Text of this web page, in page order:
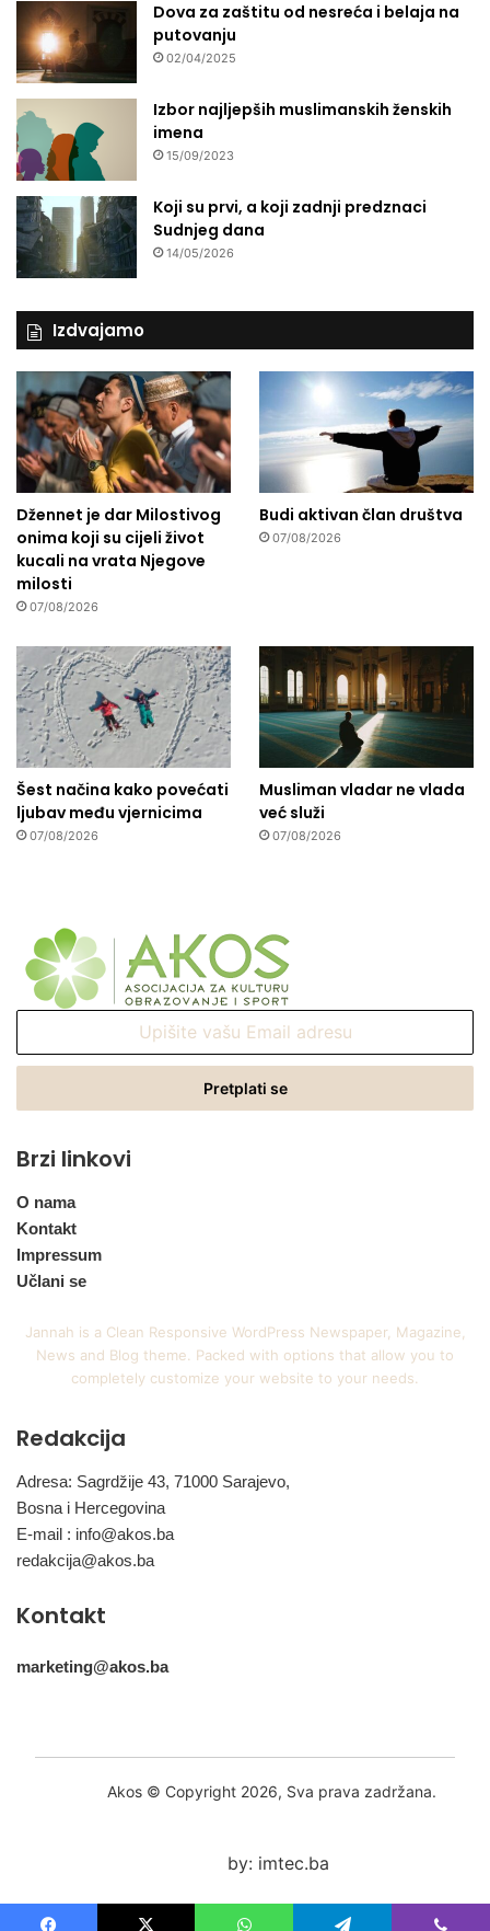
Dova za zaštitu od nesreća i belaja na
putovanju
02/04/2025
Izbor najljepših muslimanskih ženskih
imena
15/09/2023
Koji su prvi, a koji zadnji predznaci
Sudnjeg dana
14/05/2026
Izdvajamo
Džennet je dar Milostivog
onima koji su cijeli život
kucali na vrata Njegove
milosti
07/08/2026
Budi aktivan član društva
07/08/2026
Šest načina kako povećati
ljubav među vjernicima
07/08/2026
Musliman vladar ne vlada
već služi
07/08/2026
Email
Brzi linkovi
O nama
Kontakt
Impressum
Učlani se
Jannah is a Clean Responsive WordPress Newspaper, Magazine,
News and Blog theme. Packed with options that allow you to
completely customize your website to your needs.
Redakcija
Adresa: Sagrdžije 43, 71000 Sarajevo,
Bosna i Hercegovina
E-mail : info@akos.ba
redakcija@akos.ba
Kontakt
marketing@akos.ba
Akos © Copyright 2026, Sva prava zadržana.
by: imtec.ba